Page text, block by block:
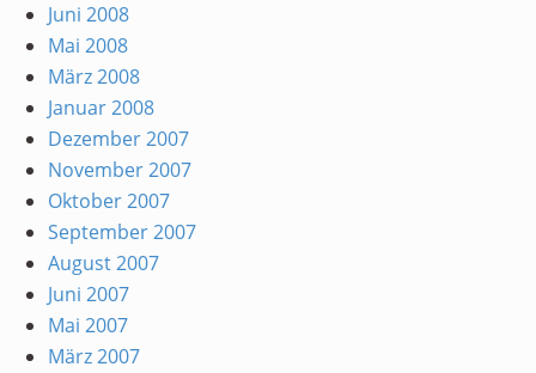
Juni 2008
Mai 2008
März 2008
Januar 2008
Dezember 2007
November 2007
Oktober 2007
September 2007
August 2007
Juni 2007
Mai 2007
März 2007